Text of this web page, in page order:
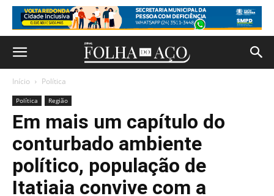
Início Política
Política Região
Em mais um capítulo do
conturbado ambiente
político, população de
Itatiaia convive com a